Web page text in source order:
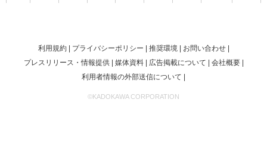
利用規約 プライバシーポリシー 推奨環境
お問い合わせ
プレスリリース・情報提供
媒体資料 広告掲載について
会社概要
利用者情報の外部送信について
©KADOKAWA CORPORATION